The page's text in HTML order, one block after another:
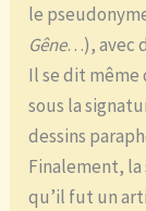
le
Gêne…), avec
Il se dit même
sous la
dessins
Finalement, la
qu’il fut un